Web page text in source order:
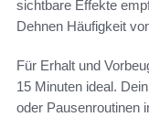
sichtbare Effekte
Dehnen Häufigkeit
Für Erhalt und
15 Minuten ideal.
oder Pausenroutinen